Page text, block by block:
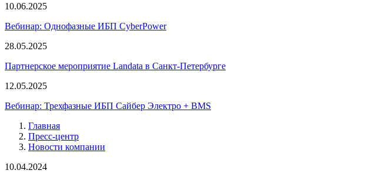
10.06.2025
Вебинар: Однофазные ИБП CyberPower
28.05.2025
Партнерское мероприятие Landata в Санкт-Петербурге
12.05.2025
Вебинар: Трехфазные ИБП Сайбер Электро + BMS
Главная
Пресс-центр
Новости компании
10.04.2024